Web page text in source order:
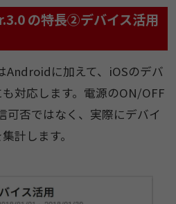
の特長②デバイス活用
Androidに加えて、iOSのデバ
対応します。電源のON/OFF
可否ではなく、実際にデバイ
計します。